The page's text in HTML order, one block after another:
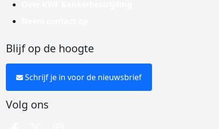
Blijf op de hoogte
Schrijf je in voor de nieuwsbrief
Volg ons